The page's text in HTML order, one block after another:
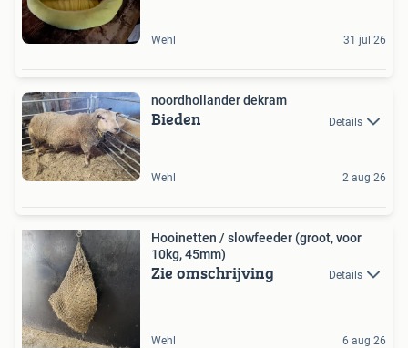
Wehl 31 jul 26
noordhollander dekram
Bieden Details
Wehl 2 aug 26
Hooinetten / slowfeeder (groot, voor
10kg, 45mm)
Zie omschrijving Details
Wehl 6 aug 26